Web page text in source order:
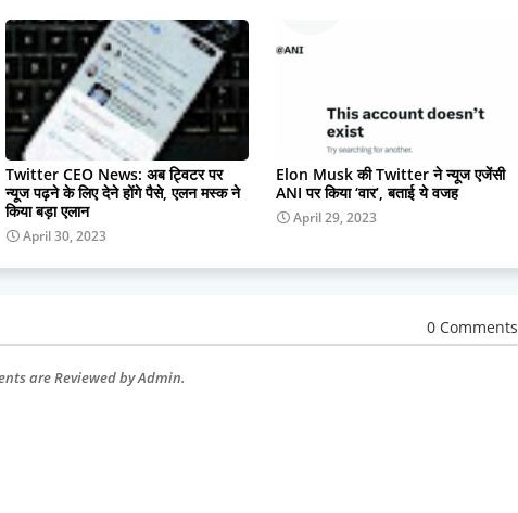
Twitter CEO News: अब ट्विटर पर
न्यूज पढ़ने के लिए देने होंगे पैसे, एलन मस्क ने
किया बड़ा एलान
April 30, 2023
Elon Musk की Twitter ने न्यूज एजेंसी
ANI पर किया ‘वार’, बताई ये वजह
April 29, 2023
0 Comments
are Reviewed by Admin.